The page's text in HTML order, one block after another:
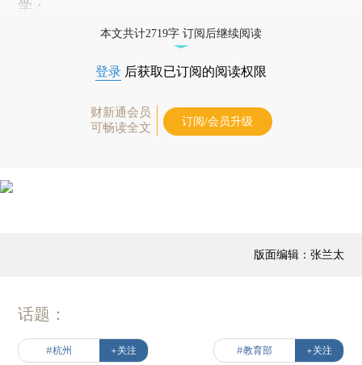
学；
本文共计2719字 订阅后继续阅读
登录 后获取已订阅的阅读权限
财新通会员
可畅读全文
订阅/会员升级
版面编辑：张兰太
话题：
#杭州 +关注 #教育部 +关注